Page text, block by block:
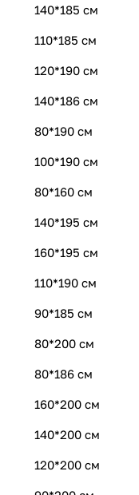
140*185 см
110*185 см
120*190 см
140*186 см
80*190 см
100*190 см
80*160 см
140*195 см
160*195 см
110*190 см
90*185 см
80*200 см
80*186 см
160*200 см
140*200 см
120*200 см